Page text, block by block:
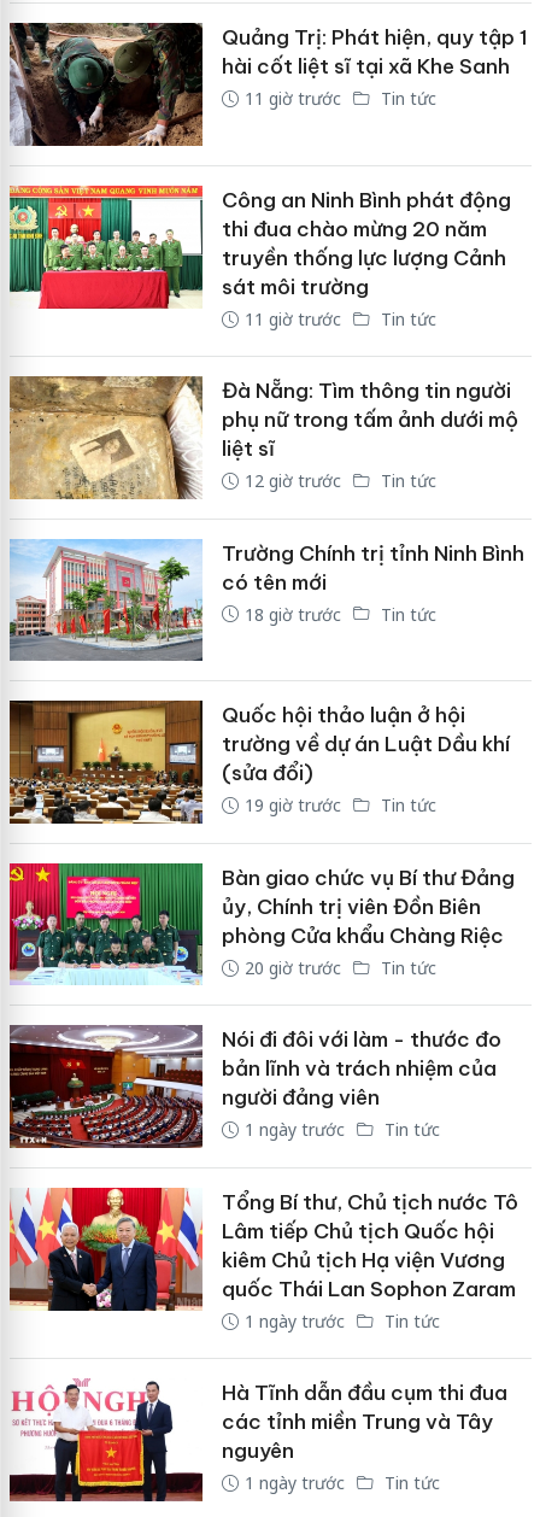
Quảng Trị: Phát hiện, quy tập 1
hài cốt liệt sĩ tại xã Khe Sanh
11 giờ trước Tin tức
Công an Ninh Bình phát động
thi đua chào mừng 20 năm
truyền thống lực lượng Cảnh
sát môi trường
11 giờ trước Tin tức
Đà Nẵng: Tìm thông tin người
phụ nữ trong tấm ảnh dưới mộ
liệt sĩ
12 giờ trước Tin tức
Trường Chính trị tỉnh Ninh Bình
có tên mới
18 giờ trước Tin tức
Quốc hội thảo luận ở hội
trường về dự án Luật Dầu khí
(sửa đổi)
19 giờ trước Tin tức
Bàn giao chức vụ Bí thư Đảng
ủy, Chính trị viên Đồn Biên
phòng Cửa khẩu Chàng Riệc
20 giờ trước Tin tức
Nói đi đôi với làm - thước đo
bản lĩnh và trách nhiệm của
người đảng viên
1 ngày trước Tin tức
Tổng Bí thư, Chủ tịch nước Tô
Lâm tiếp Chủ tịch Quốc hội
kiêm Chủ tịch Hạ viện Vương
quốc Thái Lan Sophon Zaram
1 ngày trước Tin tức
Hà Tĩnh dẫn đầu cụm thi đua
các tỉnh miền Trung và Tây
nguyên
1 ngày trước Tin tức